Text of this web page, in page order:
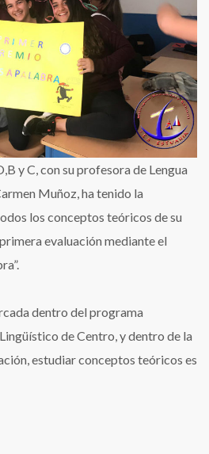
de
ESO
y C, con su profesora de Lengua
Muñoz, ha tenido la
los conceptos teóricos de su
evaluación mediante el
dentro del programa
de Centro, y dentro de la
estudiar conceptos teóricos es